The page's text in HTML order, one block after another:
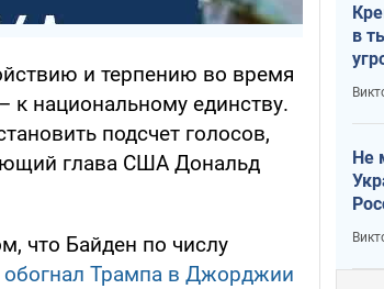
и терпению во время
к национальному единству.
подсчет голосов,
глава США Дональд
что Байден по числу
обогнал Трампа в Джорджии
в
Не